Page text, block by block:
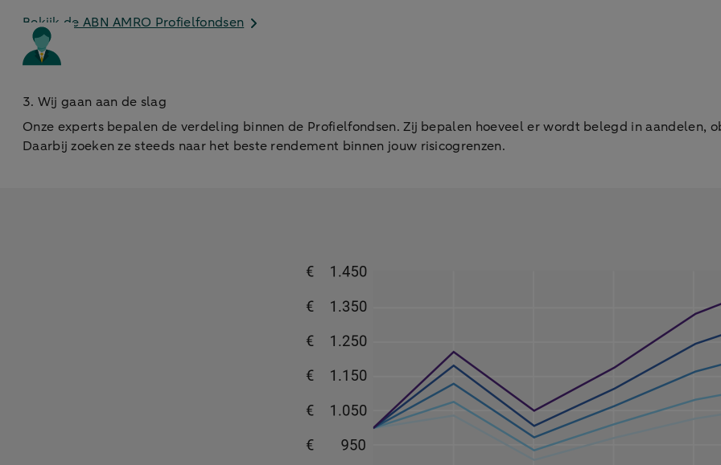
Bekijk de ABN AMRO Profielfondsen
3. Wij gaan aan de slag
Onze experts bepalen de verdeling binnen de Profielfondsen. Zij bepalen hoeveel er wordt belegd in
Daarbij zoeken ze steeds naar het beste rendement binnen jouw risicogrenzen.